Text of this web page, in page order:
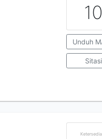
10
Unduh
Sitasi